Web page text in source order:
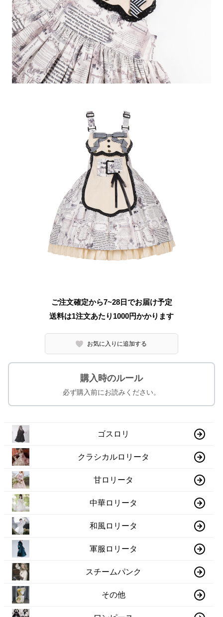
ご注文確定から7~28日でお届け予定
送料は1注文あたり 1000円かかります
お気に入りに追加する
購入時のルール
必ず購入前にお読みください。
ゴスロリ
クラシカルロリータ
甘ロリータ
中華ロリータ
和風ロリータ
軍服ロリータ
スチームパンク
その他